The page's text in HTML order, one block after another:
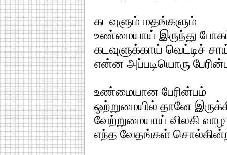
கடவுளும் மதங்களும்
உண்மையாய் இருந்து
கடவுளுக்காய் வெட்டிச்
என்ன அப்படியொரு
உண்மையான பேரின்பம்
ஒற்றுமையில் தானே
வேற்றுமையாய் விலகி வாழ
எந்த வேதங்கள்